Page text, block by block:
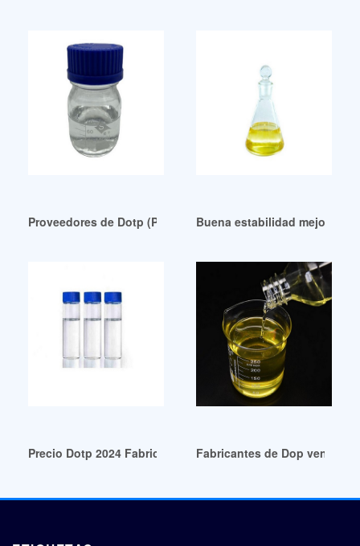
Proveedores de Dotp (Producto y Empresa Argentina
Buena estabilidad mejor
Precio Dotp 2024 Fabricantes Proveedores Precio Dotp Perú
Fabricantes de Dop